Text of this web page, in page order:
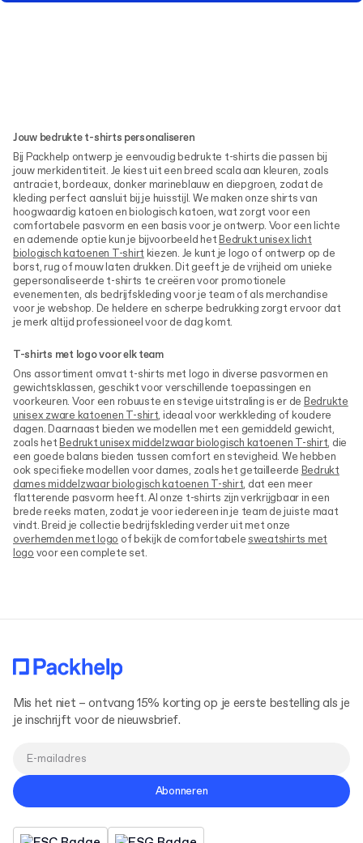
Jouw bedrukte t-shirts personaliseren
Bij Packhelp ontwerp je eenvoudig bedrukte t-shirts die passen bij
jouw merkidentiteit. Je kiest uit een breed scala aan kleuren, zoals
antraciet, bordeaux, donker marineblauw en diepgroen, zodat de
kleding perfect aansluit bij je huisstijl. We maken onze shirts van
hoogwaardig katoen en biologisch katoen, wat zorgt voor een
comfortabele pasvorm en een basis voor je ontwerp. Voor een lichte
en ademende optie kun je bijvoorbeeld hetBedrukt unisex licht
biologisch katoenen T-shirtkiezen. Je kunt je logo of ontwerp op de
borst, rug of mouw laten drukken. Dit geeft je de vrijheid om unieke
gepersonaliseerde t-shirts te creëren voor promotionele
evenementen, als bedrijfskleding voor je team of als merchandise
voor je webshop. De heldere en scherpe bedrukking zorgt ervoor dat
je merk altijd professioneel voor de dag komt.
T-shirts met logo voor elk team
Ons assortiment omvat t-shirts met logo in diverse pasvormen en
gewichtsklassen, geschikt voor verschillende toepassingen en
voorkeuren. Voor een robuuste en stevige uitstraling is er de Bedrukte
unisex zware katoenen T-shirt, ideaal voor werkkleding of koudere
dagen. Daarnaast bieden we modellen met een gemiddeld gewicht,
zoals hetBedrukt unisex middelzwaar biologisch katoenen T-shirt, die
een goede balans bieden tussen comfort en stevigheid. We hebben
ook specifieke modellen voor dames, zoals het getailleerde Bedrukt
dames middelzwaar biologisch katoenen T-shirt, dat een meer
flatterende pasvorm heeft. Al onze t-shirts zijn verkrijgbaar in een
brede reeks maten, zodat je voor iedereen in je team de juiste maat
vindt. Breid je collectie bedrijfskleding verder uit met onze
overhemden met logo of bekijk de comfortabele sweatshirts met
logo voor een complete set.
Mis het niet – ontvang 15% korting op je eerste bestelling als je
je inschrijft voor de nieuwsbrief.
Abonneren